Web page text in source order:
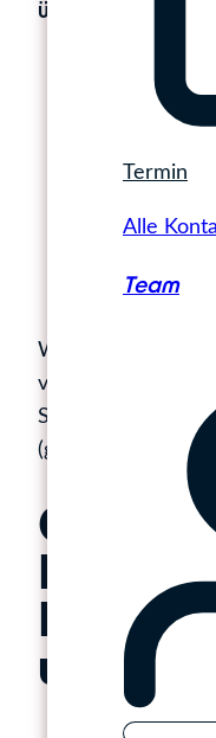
Termin
Alle
Team
überzeugen, nicht
Wolken,
Textwüste,
Floskeln.
Wer das
von
Systemen
(gerne!) gelesen
GEO +
Praxis:
Ihnen,